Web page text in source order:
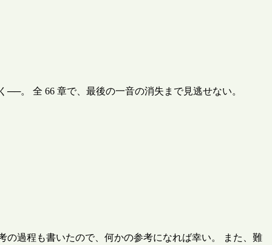
。 全 66 章で、最後の一音の消失まで見逃せない。
過程も書いたので、何かの参考になれば幸い。 また、難